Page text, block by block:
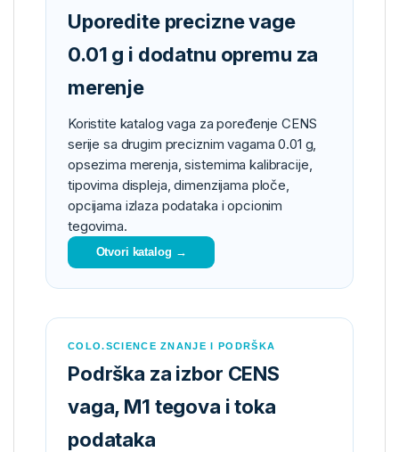
Uporedite precizne vage
0.01 g i dodatnu opremu za
merenje
Koristite katalog vaga za poređenje CENS
serije sa drugim preciznim vagama 0.01 g,
opsezima merenja, sistemima kalibracije,
tipovima displeja, dimenzijama ploče,
opcijama izlaza podataka i opcionim
tegovima.
Otvori katalog →
COLO.SCIENCE ZNANJE I PODRŠKA
Podrška za izbor CENS
vaga, M1 tegova i toka
podataka